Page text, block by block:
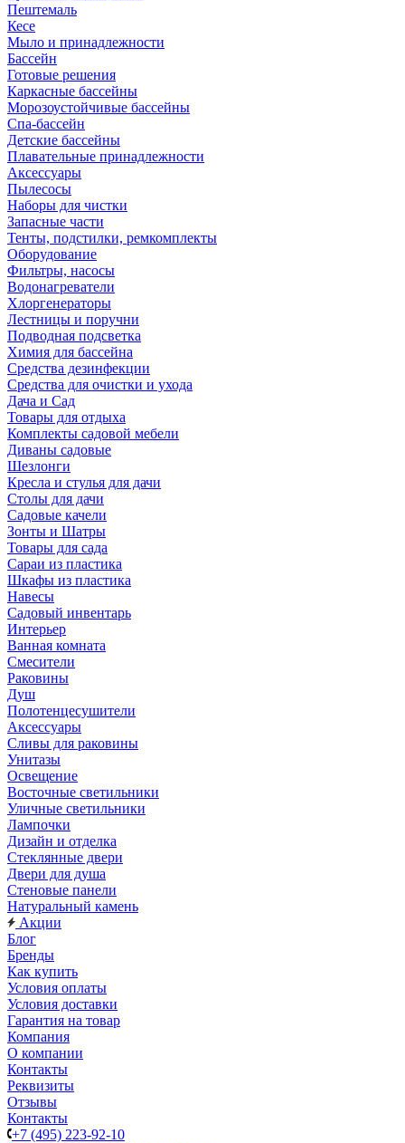
Пештемаль
Кесе
Мыло и принадлежности
Бассейн
Готовые решения
Каркасные бассейны
Морозоустойчивые бассейны
Спа-бассейн
Детские бассейны
Плавательные принадлежности
Аксессуары
Пылесосы
Наборы для чистки
Запасные части
Тенты, подстилки, ремкомплекты
Оборудование
Фильтры, насосы
Водонагреватели
Хлоргенераторы
Лестницы и поручни
Подводная подсветка
Химия для бассейна
Средства дезинфекции
Средства для очистки и ухода
Дача и Сад
Товары для отдыха
Комплекты садовой мебели
Диваны садовые
Шезлонги
Кресла и стулья для дачи
Столы для дачи
Садовые качели
Зонты и Шатры
Товары для сада
Сараи из пластика
Шкафы из пластика
Навесы
Садовый инвентарь
Интерьер
Ванная комната
Смесители
Раковины
Душ
Полотенцесушители
Аксессуары
Сливы для раковины
Унитазы
Освещение
Восточные светильники
Уличные светильники
Лампочки
Дизайн и отделка
Стеклянные двери
Двери для душа
Стеновые панели
Натуральный камень
Акции
Блог
Бренды
Как купить
Условия оплаты
Условия доставки
Гарантия на товар
Компания
О компании
Контакты
Реквизиты
Отзывы
Контакты
+7 (495) 223-92-10